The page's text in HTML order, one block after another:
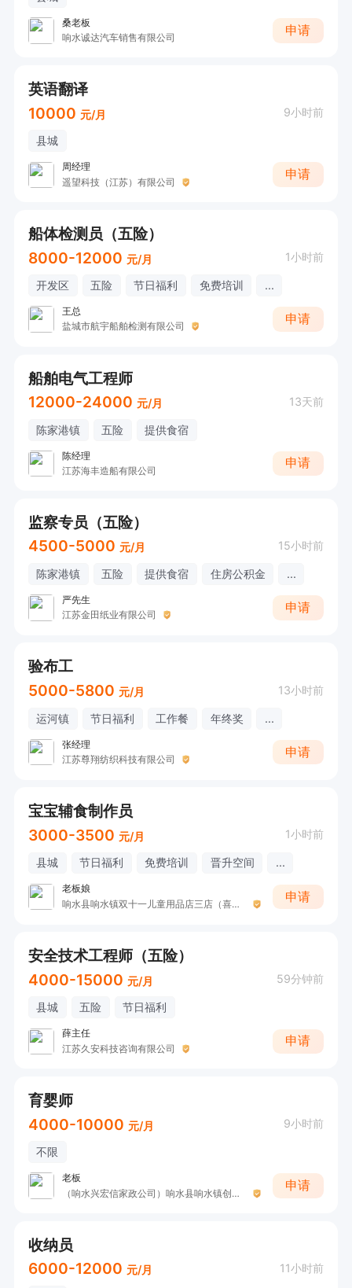
桑老板
响水诚达汽车销售有限公司
申请
英语翻译
10000 元/月 9小时前
县城
周经理
遥望科技（江苏）有限公司
申请
船体检测员（五险）
8000-12000 元/月 1小时前
开发区 五险 节日福利 免费培训 ...
王总
盐城市航宇船舶检测有限公司
申请
船舶电气工程师
12000-24000 元/月 13天前
陈家港镇 五险 提供食宿
陈经理
江苏海丰造船有限公司
申请
监察专员（五险）
4500-5000 元/月 15小时前
陈家港镇 五险 提供食宿 住房公积金 ...
严先生
江苏金田纸业有限公司
申请
验布工
5000-5800 元/月 13小时前
运河镇 节日福利 工作餐 年终奖 ...
张经理
江苏尊翔纺织科技有限公司
申请
宝宝辅食制作员
3000-3500 元/月 1小时前
县城 节日福利 免费培训 晋升空间 ...
老板娘
响水县响水镇双十一儿童用品店三店（喜德盛）
申请
安全技术工程师（五险）
4000-15000 元/月 59分钟前
县城 五险 节日福利
薛主任
江苏久安科技咨询有限公司
申请
育婴师
4000-10000 元/月 9小时前
不限
老板
（响水兴宏信家政公司）响水县响水镇创城家政服务部
申请
收纳员
6000-12000 元/月 11小时前